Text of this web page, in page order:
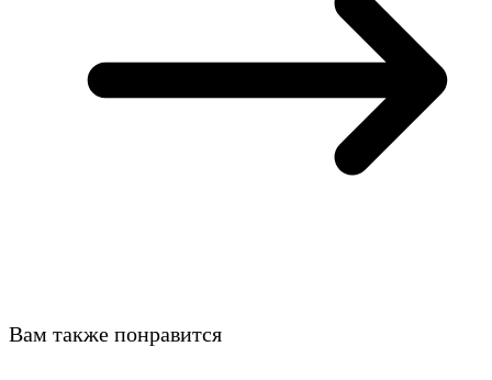
Вам также понравится